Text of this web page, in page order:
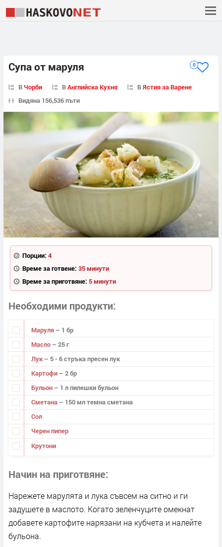
Супа от маруля 0
ВЧорби ВАнглийска Кухня ВЯстия за Варене
Видяна 156,536 пъти
Порции: 4
Време за готвене: 35 минути
Време за приготвяне: 5 минути
Необходими продукти
Маруля – 1 бр
Масло – 25 г
Лук – 5 - 6 стръка пресен лук
Картофи – 2 бр
Бульон – 1 л пилешки бульон
Сметана – 150 мл темна сметана
Сол
Черен пипер
Крутони
Начин на приготвяне
Нарежете марулята и лука съвсем на ситно и ги
задушете в маслото. Когато зеленчуците омекнат
добавете картофите нарязани на кубчета и налейте
бульона.